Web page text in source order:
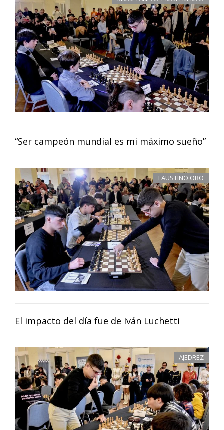
“Ser campeón mundial es mi máximo sueño”
FAUSTINO ORO
El impacto del día fue de Iván Luchetti
AJEDREZ